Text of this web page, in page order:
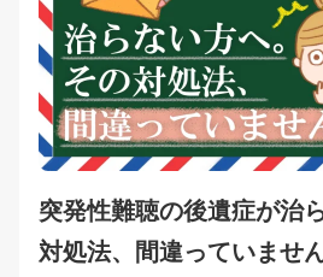
突発性難聴の後遺症が治
対処法、間違っていませ